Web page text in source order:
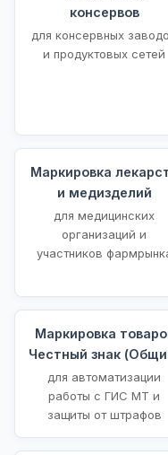
консервов
для консервных
и продуктовых сетей
Маркировка
и медизделий
для медицинских
организаций и
участников
Маркировка
Честный знак
для автоматизации
работы с ГИС МТ и
защиты от штрафов